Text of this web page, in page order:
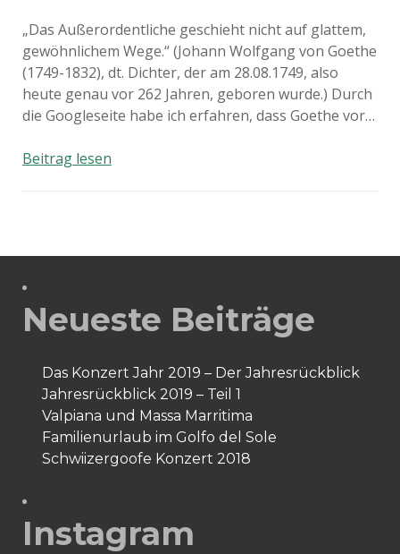
„Das Außerordentliche geschieht nicht auf glattem,
gewöhnlichem Wege.“ (Johann Wolfgang von Goethe
(1749-1832), dt. Dichter, der am 28.08.1749, also
heute genau vor 262 Jahren, geboren wurde.) Durch
die Googleseite habe ich erfahren, dass Goethe vor…
Beitrag lesenJohann
Neueste Beiträge
Das Konzert Jahr 2019 – Der Jahresrückblick
Jahresrückblick 2019 – Teil 1
Valpiana und Massa Marritima
Familienurlaub im Golfo del Sole
Schwiizergoofe Konzert 2018
Instagram